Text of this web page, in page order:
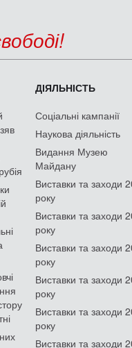
ДІЯЛЬНІСТЬ
Соціальні кампанії
Наукова діяльність
Видання Музею
Майдану
Виставки та заходи
року
Виставки та заходи
року
Виставки та заходи
року
Виставки та заходи
року
Виставки та заходи
року
Виставки та заходи